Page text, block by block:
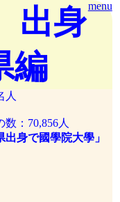
menu
出身
編
人
：70,856人
身で國學院大學」